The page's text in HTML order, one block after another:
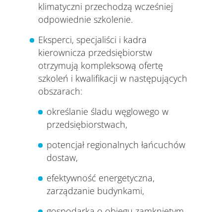
klimatyczni przechodzą wcześniej
odpowiednie szkolenie.
Eksperci, specjaliści i kadra
kierownicza przedsiębiorstw
otrzymują kompleksową ofertę
szkoleń i kwalifikacji w następujących
obszarach:
określanie śladu węglowego w
przedsiębiorstwach,
potencjał regionalnych łańcuchów
dostaw,
efektywność energetyczna,
zarządzanie budynkami,